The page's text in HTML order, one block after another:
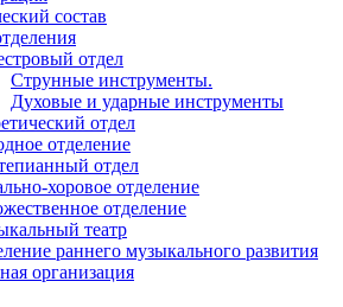
состав
отдел
Струнные инструменты.
Духовые и ударные инструменты
отдел
отделение
отдел
хоровое отделение
отделение
театр
раннего музыкального развития
организация